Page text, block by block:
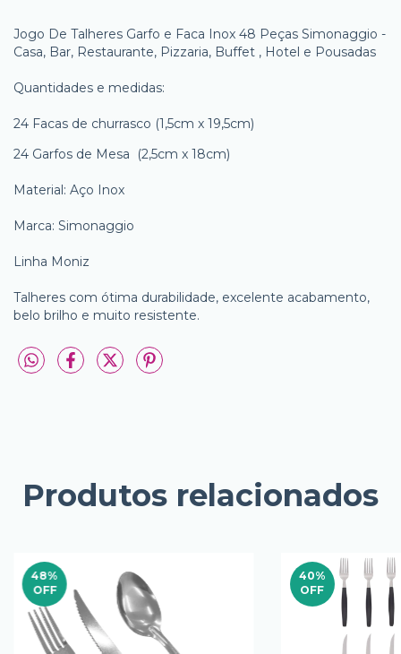
Jogo De Talheres Garfo e Faca Inox 48 Peças Simonaggio -
Casa, Bar, Restaurante, Pizzaria, Buffet , Hotel e Pousadas
Quantidades e medidas:
24 Facas de churrasco (1,5cm x 19,5cm)
24 Garfos de Mesa (2,5cm x 18cm)
Material: Aço Inox
Marca: Simonaggio
Linha Moniz
Talheres com ótima durabilidade, excelente acabamento,
belo brilho e muito resistente.
Produtos relacionados
48%
OFF
40%
OFF